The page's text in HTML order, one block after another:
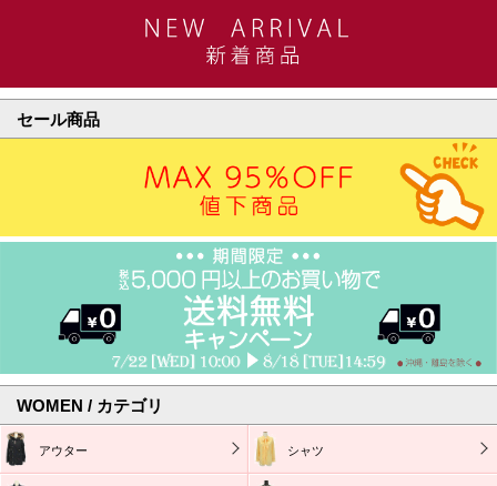
セール商品
WOMEN / カテゴリ
アウター シャツ